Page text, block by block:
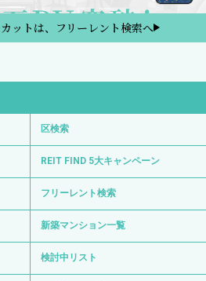
ットは、フリーレント検索へ
区検索
REIT FIND 5大キャンペーン
フリーレント検索
新築マンション一覧
検討中リスト